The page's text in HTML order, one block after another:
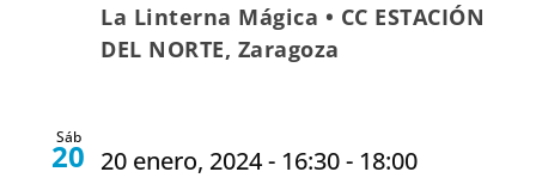
La Linterna Mágica • CC ESTACIÓN
DEL NORTE, Zaragoza
Sáb
20 20 enero, 2024 - 16:30- 18:00